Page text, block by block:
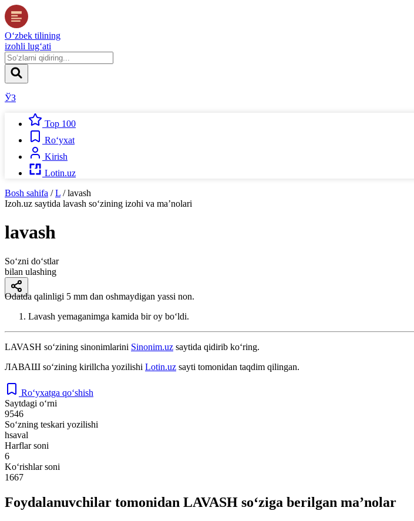
O‘zbek tilining
izohli lug‘ati
ЎЗ
Top 100
Ro‘yxat
Kirish
Lotin.uz
Bosh sahifa / L / lavash
Izoh.uz saytida lavash so‘zining izohi va ma’nolari
lavash
So‘zni do‘stlar
bilan ulashing
Odatda qalinligi 5 mm dan oshmaydigan yassi non.
Lavash yemaganimga kamida bir oy bo‘ldi.
LAVASH so‘zining sinonimlarini Sinonim.uz saytida qidirib ko‘ring.
ЛАВАШ so‘zining kirillcha yozilishi Lotin.uz sayti tomonidan taqdim qilingan.
Ro‘yxatga qo‘shish
Saytdagi o‘rni
9546
So‘zning teskari yozilishi
hsaval
Harflar soni
6
Ko‘rishlar soni
1667
Foydalanuvchilar tomonidan LAVASH so‘ziga berilgan ma’nolar